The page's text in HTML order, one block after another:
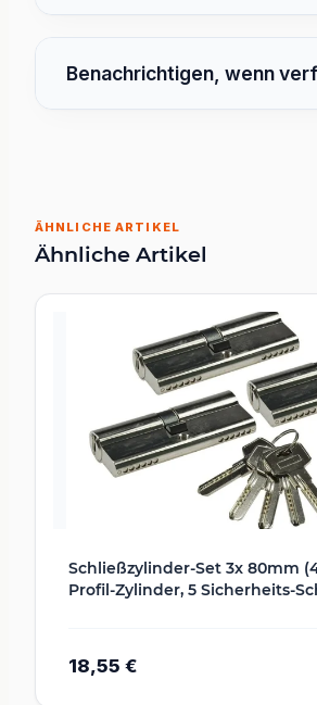
Benachrichtigen, wenn
ÄHNLICHE ARTIKEL
Ähnliche Artikel
Schließzylinder-Set 3x 80mm
Profil-Zylinder, 5 Sicherheits-
18,55 €